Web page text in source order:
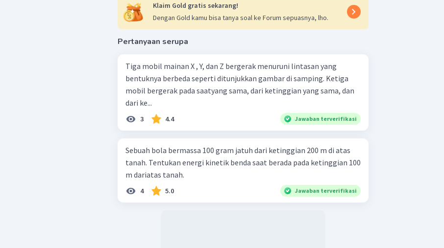
Klaim Gold gratis sekarang!
Dengan Gold kamu bisa tanya soal ke Forum sepuasnya, lho.
Pertanyaan serupa
Tiga mobil mainan X , Y, dan Z bergerak menuruni lintasan yang
bentuknya berbeda seperti ditunjukkan gambar di samping. Ketiga
mobil bergerak pada saatyang sama, dari ketinggian yang sama, dan
dari ke...
3 4.4 Jawaban terverifikasi
Sebuah bola bermassa 100 gram jatuh dari ketinggian 200 m di atas
tanah. Tentukan energi kinetik benda saat berada pada ketinggian 100
m dariatas tanah.
4 5.0 Jawaban terverifikasi